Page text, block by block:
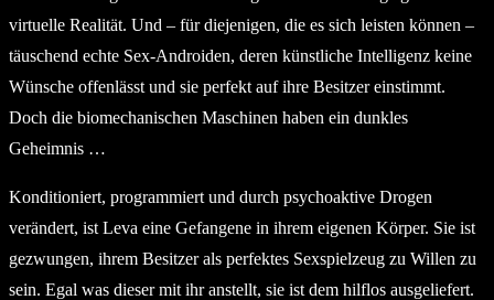
virtuelle Realität. Und – für diejenigen, die es sich leisten können –
täuschend echte Sex-Androiden, deren künstliche Intelligenz keine
Wünsche offenlässt und sie perfekt auf ihre Besitzer einstimmt.
Doch die biomechanischen Maschinen haben ein dunkles
Geheimnis …
Konditioniert, programmiert und durch psychoaktive Drogen
verändert, ist Leva eine Gefangene in ihrem eigenen Körper. Sie ist
gezwungen, ihrem Besitzer als perfektes Sexspielzeug zu Willen zu
sein. Egal was dieser mit ihr anstellt, sie ist dem hilflos ausgeliefert.